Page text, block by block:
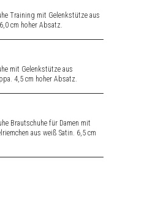
Training mit Gelenkstütze aus
cm hoher Absatz.
mit Gelenkstütze aus
4,5 cm hoher Absatz.
Brautschuhe für Damen mit
aus weiß Satin. 6,5 cm